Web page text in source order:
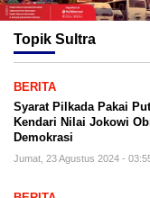
Topik Sultra
BERITA
Syarat Pilkada Pakai
Kendari Nilai Jokowi
Demokrasi
Jumat, 23 Agustus 2024 -